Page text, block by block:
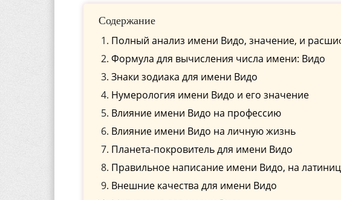
Содержание
Полный анализ имени Видо, значение, и
Формула для вычисления числа имени: Видо
Знаки зодиака для имени Видо
Нумерология имени Видо и его значение
Влияние имени Видо на профессию
Влияние имени Видо на личную жизнь
Планета-покровитель для имени Видо
Правильное написание имени Видо, на
Внешние качества для имени Видо